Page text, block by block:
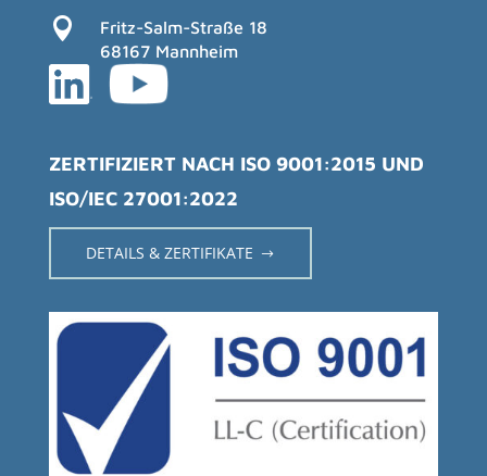

Fritz-Salm-Straße 18
68167 Mannheim
ZERTIFIZIERT NACH ISO 9001:2015 UND
ISO/IEC 27001:2022
DETAILS & ZERTIFIKATE $